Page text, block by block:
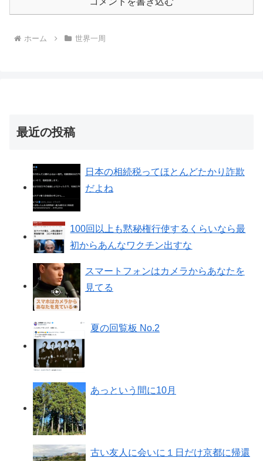
ホーム 世界一周
最近の投稿
日本の相続税ってほとんどたかり詐欺
だよね
100回以上も黙秘権行使するくらいなら最
初からあんなワクチン出すな
スマートフォンはカメラからあなたを
見てる
夏の回覧板 No.2
あっという間に10月
古い友人に会いに１日だけ京都に帰還